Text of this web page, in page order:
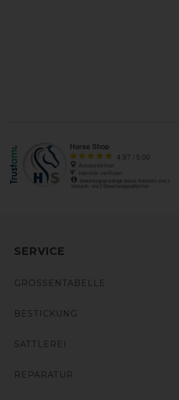
SERVICE
GRÖSSENTABELLE
BESTICKUNG
SATTLEREI
REPARATUR